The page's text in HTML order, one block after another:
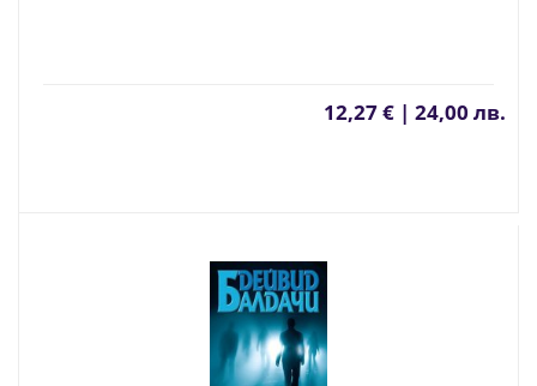
12,27 € | 24,00 лв.